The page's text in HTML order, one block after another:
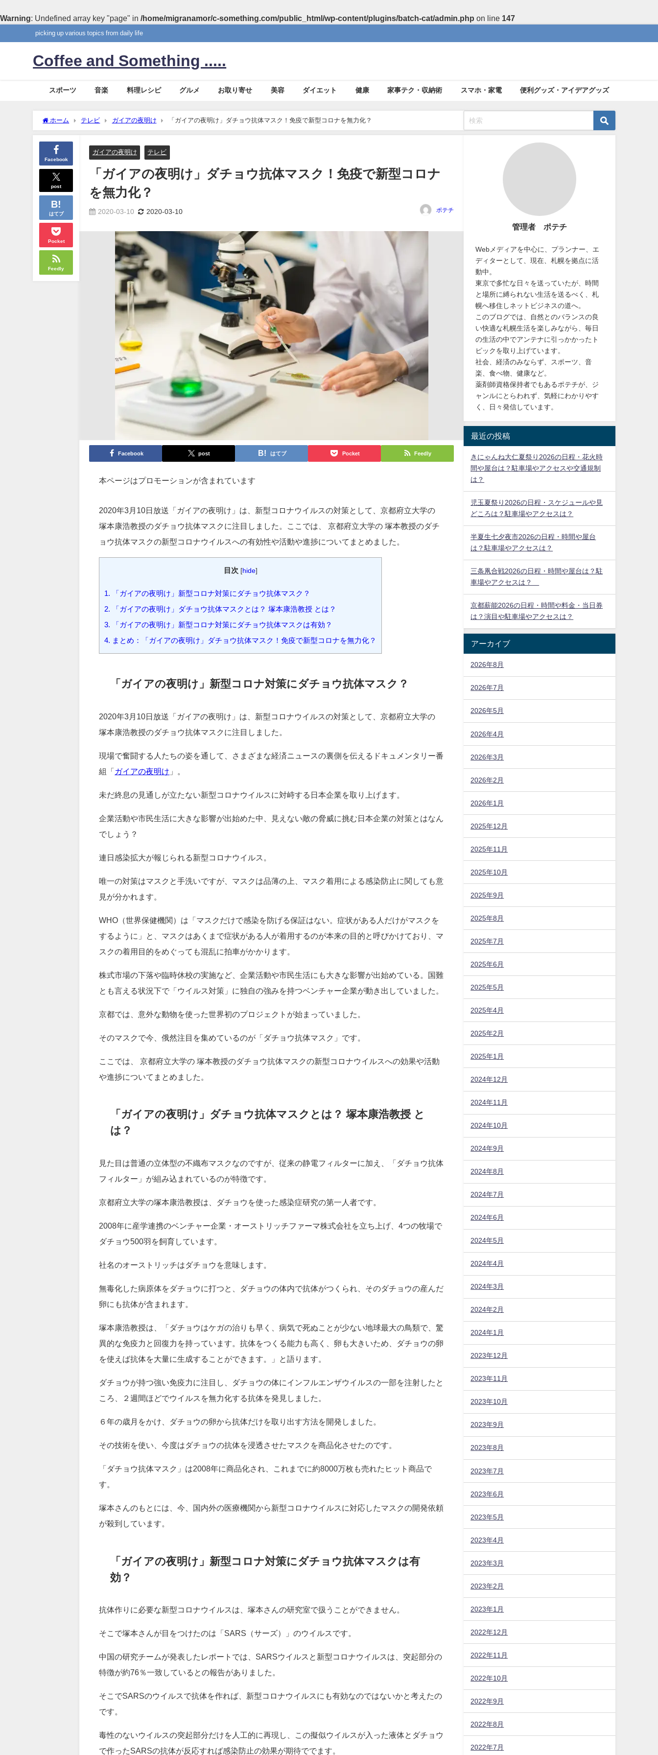
Warning: Undefined array key "page" in /home/migranamor/c-something.com/public_html/wp-content/plugins/batch-cat/admin.php on line 147
picking up various topics from daily life
Coffee and Something .....
スポーツ 音楽 料理レシピ グルメ お取り寄せ 美容 ダイエット 健康 家事テク・収納術 スマホ・家電 便利グッズ・アイデアグッズ
ホーム テレビ ガイアの夜明け 「ガイアの夜明け」ダチョウ抗体マスク！免疫で新型コロナを無力化？
Facebook
post
はてブ
Pocket
Feedly
ガイアの夜明け テレビ
「ガイアの夜明け」ダチョウ抗体マスク！免疫で新型コロナ
を無力化？
2020-03-10 2020-03-10 ポテチ
Facebook post はてブ Pocket Feedly
本ページはプロモーションが含まれています
ョウ抗体マスクの新型コロナウイルスへの有効性や活動や進捗についてまとめました。
目次 [hide]
「ガイアの夜明け」新型コロナ対策にダチョウ抗体マスクは有効？
「ガイアの夜明け」新型コロナ対策にダチョウ抗体マスク？
2020年3月10日放送「ガイアの夜明け」は、新型コロナウイルスの対策として、京都府立大学の
組「ガイアの夜明け 」。
でしょう？
唯一の対策はマスクと手洗いですが、マスクは品薄の上、マスク着用による感染防止に関しても意
見が分かれます。
WHO（世界保健機関）は「マスクだけで感染を防げる保証はない。症状がある人だけがマスクを
するように」と、マスクはあくまで症状がある人が着用するのが本来の目的と呼びかけており、マ
とも言える状況下で「ウイルス対策」に独自の強みを持つベンチャー企業が動き出していました。
京都では、意外な動物を使った世界初のプロジェクトが始まっていました。
ここでは、 京都府立大学の 塚本教授のダチョウ抗体マスクの新型コロナウイルスへの効果や活動
や進捗についてまとめました。
「ガイアの夜明け」ダチョウ抗体マスクとは？ 塚本康浩教授 と
は？
フィルター」が組み込まれているのが特徴です。
ダチョウ500羽を飼育しています。
無毒化した病原体をダチョウに打つと、ダチョウの体内で抗体がつくられ、そのダチョウの産んだ
卵にも抗体が含まれます。
塚本康浩教授は、「ダチョウはケガの治りも早く、病気で死ぬことが少ない地球最大の鳥類で、驚
異的な免疫力と回復力を持っています。抗体をつくる能力も高く、卵も大きいため、ダチョウの卵
ころ、２週間ほどでウイルスを無力化する抗体を発見しました。
６年の歳月をかけ、ダチョウの卵から抗体だけを取り出す方法を開発しました。
「ダチョウ抗体マスク」は2008年に商品化され、これまでに約8000万枚も売れたヒット商品で
塚本さんのもとには、今、国内外の医療機関から新型コロナウイルスに対応したマスクの開発依頼
が殺到しています。
「ガイアの夜明け」新型コロナ対策にダチョウ抗体マスクは有
効？
抗体作りに必要な新型コロナウイルスは、塚本さんの研究室で扱うことができません。
中国の研究チームが発表したレポートでは、SARSウイルスと新型コロナウイルスは、突起部分の
そこでSARSのウイルスで抗体を作れば、新型コロナウイルスにも有効なのではないかと考えたの
管理者 ポテチ
Webメディアを中心に、プランナー、エ
ディターとして、現在、札幌を拠点に活
動中。
東京で多忙な日々を送っていたが、時間
と場所に縛られない生活を送るべく、札
幌へ移住しネットビジネスの道へ。
このブログでは、自然とのバランスの良
い快適な札幌生活を楽しみながら、毎日
の生活の中でアンテナに引っかかったト
ピックを取り上げています。
社会、経済のみならず、スポーツ、音
楽、食べ物、健康など。
薬剤師資格保持者でもあるポテチが、ジ
ャンルにとらわれず、気軽にわかりやす
く、日々発信しています。
最近の投稿
きにゃんね大仁夏祭り2026の日程・花火時
間や屋台は？駐車場やアクセスや交通規制
は？
児玉夏祭り2026の日程・スケジュールや見
どころは？駐車場やアクセスは？
半夏生七夕夜市2026の日程・時間や屋台
は？駐車場やアクセスは？
三条凧合戦2026の日程・時間や屋台は？駐
車場やアクセスは？
京都薪能2026の日程・時間や料金・当日券
は？演目や駐車場やアクセスは？
アーカイブ
2026年8月
2026年7月
2026年5月
2026年4月
2026年3月
2026年2月
2026年1月
2025年12月
2025年11月
2025年10月
2025年9月
2025年8月
2025年7月
2025年6月
2025年5月
2025年4月
2025年2月
2025年1月
2024年12月
2024年11月
2024年10月
2024年9月
2024年8月
2024年7月
2024年6月
2024年5月
2024年4月
2024年3月
2024年2月
2024年1月
2023年12月
2023年11月
2023年10月
2023年9月
2023年8月
2023年7月
2023年6月
2023年5月
2023年4月
2023年3月
2023年2月
2023年1月
2022年12月
2022年11月
2022年10月
2022年9月
2022年8月
2022年7月